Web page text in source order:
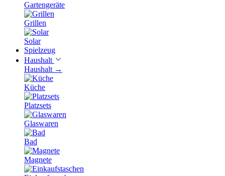
Gartengeräte
Grillen
Solar
Spielzeug
Haushalt
Haushalt →
Küche
Platzsets
Glaswaren
Bad
Magnete